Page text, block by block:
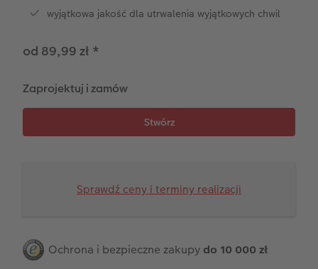
wyjątkowa jakość dla utrwalenia wyjątkowych chwil
od 89,99 zł *
Zaprojektuj i zamów
Sprawdź ceny i terminy realizacji
Ochrona i bezpieczne zakupy do 10 000 zł